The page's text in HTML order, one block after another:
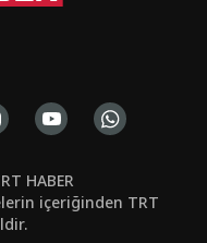
HABER
içeriğinden TRT